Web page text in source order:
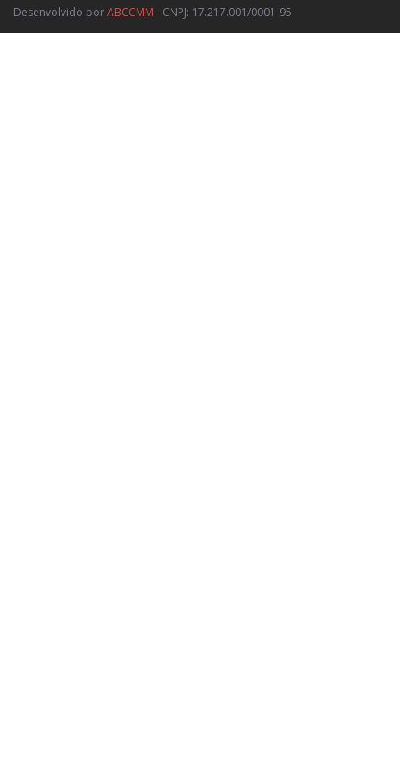
Desenvolvido porABCCMM - CNPJ: 17.217.001/0001-95